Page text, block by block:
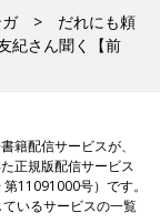
だれにも頼
紀さん聞く【前
籍配信サービスが、
正規版配信サービス
11091000号）です。
いるサービスの一覧